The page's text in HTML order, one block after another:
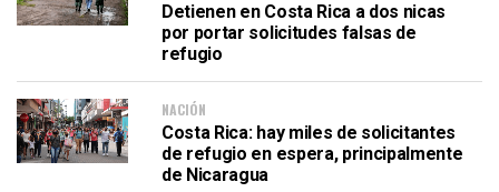
Detienen en Costa Rica a dos nicas
por portar solicitudes falsas de
refugio
NACIÓN
Costa Rica: hay miles de solicitantes
de refugio en espera, principalmente
de Nicaragua